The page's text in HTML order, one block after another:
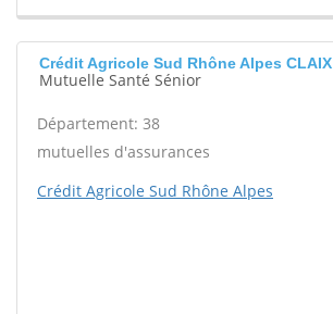
Crédit Agricole Sud Rhône Alpes CLAIX
Mutuelle Santé Sénior
Département: 38
mutuelles d'assurances
Crédit Agricole Sud Rhône Alpes